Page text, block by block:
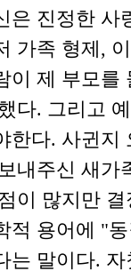
은 진정한 사
가족 형제,
이 제 부모를
다. 그리고
한다. 사귄지
내주신 새가
이 많지만
적 용어에 "
는 말이다.